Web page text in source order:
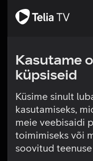
Kasutame
küpsiseid
Küsime sinult
kasutamiseks,
meie veebisaidi
toimimiseks või
soovitud teenuse